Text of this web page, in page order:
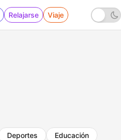
Relajarse Viaje
Deportes
Educación